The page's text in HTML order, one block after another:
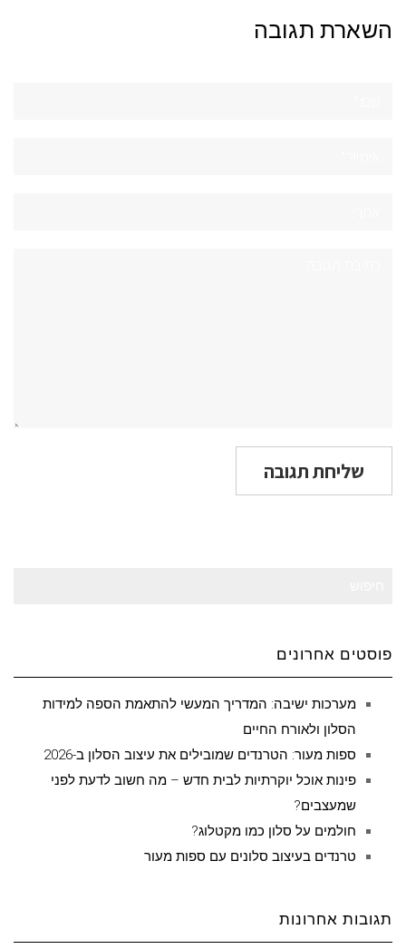
השארת תגובה
פוסטים אחרונים
מערכות ישיבה: המדריך המעשי להתאמת הספה למידות
הסלון ולאורח החיים
ספות מעור: הטרנדים שמובילים את עיצוב הסלון ב-2026
פינות אוכל יוקרתיות לבית חדש – מה חשוב לדעת לפני
שמעצבים?
חולמים על סלון כמו מקטלוג?
טרנדים בעיצוב סלונים עם ספות מעור
תגובות אחרונות